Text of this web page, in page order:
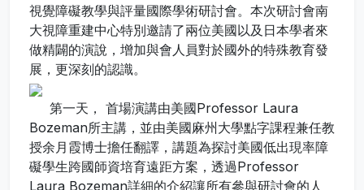
視覺障礙教學與評量國際學術研討會。本次研討會南
大視障重建中心特別邀請了兩位美國以及日本學者來
做精闢的演說，增加與會人員對於國外的特殊教育發
展，更深刻的認識。
第一天， 首場演講由美國Professor Laura
Bozeman所主講，並由美國麻州大學點字課程兼任教
授余月霞博士擔任翻譯，講題為探討美國低出現率障
礙學生跨國師資培育遠距方案，透過Professor
Laura Bozeman詳細的介紹讓所有參與研討會的人